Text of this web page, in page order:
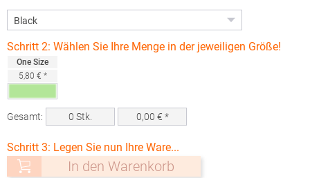
Schritt 2: Wählen Sie Ihre Menge in der jeweiligen Größe!
One Size
5,80 € *
Gesamt: 0 Stk. 0,00 € *
Schritt 3: Legen Sie nun Ihre Ware...
In den Warenkorb